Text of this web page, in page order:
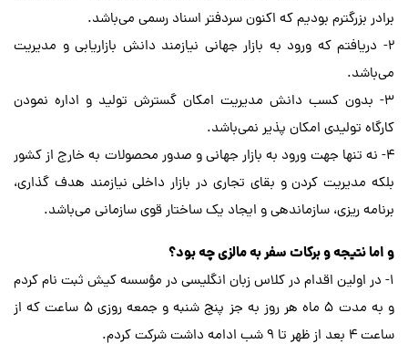
برادر بزرگترم بودیم که اکنون سردفتر اسناد رسمی می‌باشد.
2- دریافتم که ورود به بازار جهانی نیازمند دانش بازاریابی و مدیریت
می‌باشد.
3- بدون کسب دانش مدیریت امکان گسترش تولید و اداره نمودن
کارگاه تولیدی امکان پذیر نمی‌باشد.
4- نه تنها جهت ورود به بازار جهانی و صدور محصولات به خارج از کشور
بلکه مدیریت کردن و بقای تجاری در بازار داخلی نیازمند هدف گذاری،
برنامه ریزی، سازماندهی و ایجاد یک ساختار قوی سازمانی می‌باشد.
و اما نتیجه و برکات سفر به مالزی چه بود؟
1- در اولین اقدام در کلاس زبان انگلیسی در مؤسسه کیش ثبت نام کردم
و به مدت 5 ماه هر روز به جز پنج شنبه و جمعه روزی 5 ساعت که از
ساعت 4 بعد از ظهر تا 9 شب ادامه داشت شرکت کردم.